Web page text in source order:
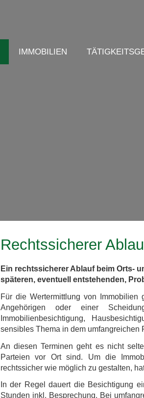
IMMOBILIEN
Rechtssicherer
Ein rechtssicherer Ablauf beim Orts-
späteren, eventuell entstehenden,
Für die Wertermittlung von
Angehörigen oder einer
Immobilienbesichtigung,
sensibles Thema in dem umfangreichen
An diesen Terminen geht es nicht
Parteien vor Ort sind. Um die
rechtssicher wie möglich zu gestalten,
In der Regel dauert die Besichtigung
Stunden inkl. Besprechung. Bei